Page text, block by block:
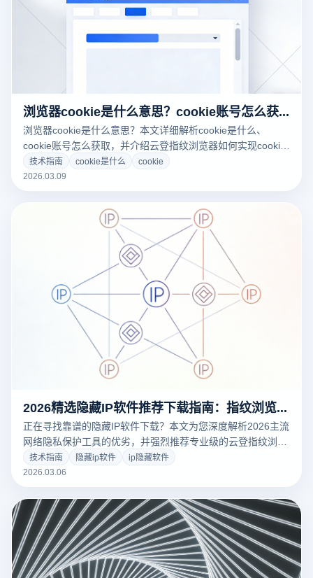
浏览器cookie是什么意思？cookie账号怎么获取？
浏览器cookie是什么意思？本文详细解析cookie是什么、
cookie账号怎么获取，并介绍云登指纹浏览器如何实现cookie
隔离与多账号管理，帮助用户高效运营账号。
技术指南 cookie是什么
cookie
2026.03.09
2026精选隐藏IP软件推荐下载指南：指纹浏览器防关联深度评测
正在寻找靠谱的隐藏IP软件下载？本文为您深度解析2026主流
网络隐私保护工具的优劣，并强烈推荐专业级的云登指纹浏览
器。揭秘如何通过物理级环境隔离与代理配置，彻底解决跨境
电商、社媒营销中的多账号关联封禁难题。点击获取防封指
技术指南 隐藏ip软件
ip隐藏软件
2026.03.06